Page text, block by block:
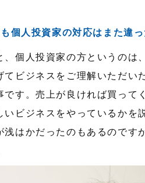
個人投資家の対応はまた違っ
、個人投資家の方というの
てビジネスをご理解いただ
す。売上が良ければ買って
いビジネスをやっているか
浅はかだったのもあるので